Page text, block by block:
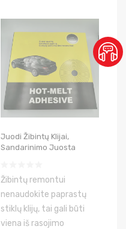
Juodi Žibintų Klijai,
Sandarinimo Juosta
Žibintų remontui
nenaudokite paprastų
stiklų klijų, tai gali būti
viena iš rasojimo